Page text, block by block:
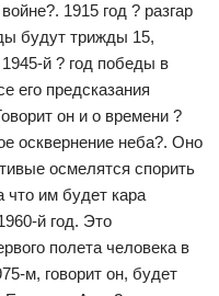
1915 год ? разгар
будут трижды 15,
й ? год победы в
его предсказания
он и о времени ?
осквернение неба?. Оно
осмелятся спорить
им будет кара
й год. Это
полета человека в
м, говорит он, будет